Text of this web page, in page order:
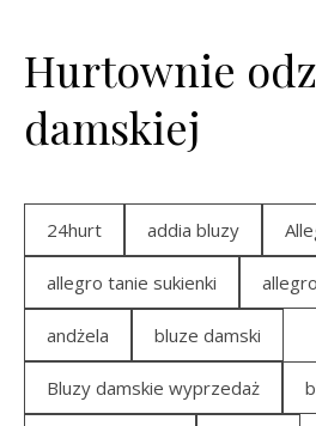
Hurtownie
damskiej
24hurt addia bluzy
allegro tanie sukienki
andżela bluze damski
Bluzy damskie wyprzedaż